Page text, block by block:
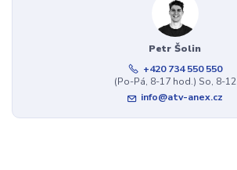
Petr Šolin
+420 734 550 550
(Po-Pá, 8-17 hod.) So, 8-12
info@atv-anex.cz